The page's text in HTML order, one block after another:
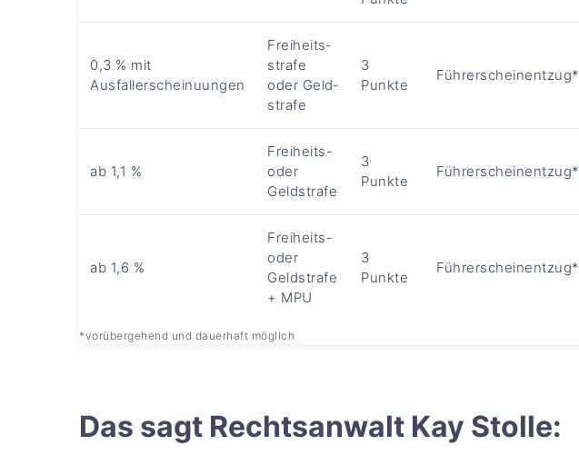
0,3 % mit
Ausfallerscheinuungen
Freiheits­
strafe
oder Geld­
strafe
3
Punkte
Führerscheinentzug*
ab 1,1 %
Freiheits-
oder
Geldstrafe
3
Punkte
Führerscheinentzug*
ab 1,6 %
Freiheits-
oder
Geldstrafe
+ MPU
3
Punkte
Führerscheinentzug*
*vorübergehend und dauerhaft möglich
Das sagt Rechtsanwalt Kay Stolle: